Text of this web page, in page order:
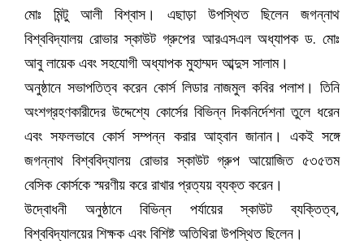
মোঃ মিন্টু আলী বিশ্বাস। এছাড়া উপস্থিত ছিলেন জগন্নাথ
বিশ্ববিদ্যালয় রোভার স্কাউট গ্রুপের আরএসএল অধ্যাপক ড. মোঃ
আবু লায়েক এবং সহযোগী অধ্যাপক মুহাম্মদ আব্দুস সালাম।
অনুষ্ঠানে সভাপতিত্ব করেন কোর্স লিডার নাজমুল কবির পলাশ। তিনি
অংশগ্রহণকারীদের উদ্দেশ্যে কোর্সের বিভিন্ন দিকনির্দেশনা তুলে ধরেন
এবং সফলভাবে কোর্স সম্পন্ন করার আহ্বান জানান। একই সঙ্গে
জগন্নাথ বিশ্ববিদ্যালয় রোভার স্কাউট গ্রুপ আয়োজিত ৫৩৫তম
বেসিক কোর্সকে স্মরণীয় করে রাখার প্রত্যয় ব্যক্ত করেন।
উদ্বোধনী অনুষ্ঠানে বিভিন্ন পর্যায়ের স্কাউট ব্যক্তিত্ব,
বিশ্ববিদ্যালয়ের শিক্ষক এবং বিশিষ্ট অতিথিরা উপস্থিত ছিলেন।